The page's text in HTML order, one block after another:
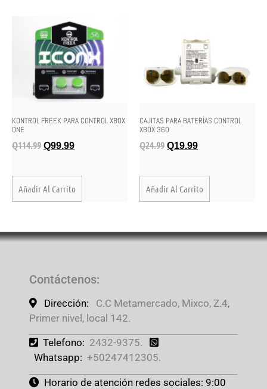
KONTROL FREEK PARA CONTROL XBOX
ONE
Q114.99 Q99.99
Añadir Al Carrito
CAJITAS PARA BATERÍAS CONTROL
XBOX 360
Q24.99 Q19.99
Añadir Al Carrito
Contáctenos:
Dirección:
C.C Metamercado, Mixco, Z.4,
Primer nivel, local 142.
Telefono: 2432-9375.
Whatsapp: +50247412305.
Horario de atención redes sociales: 9:00